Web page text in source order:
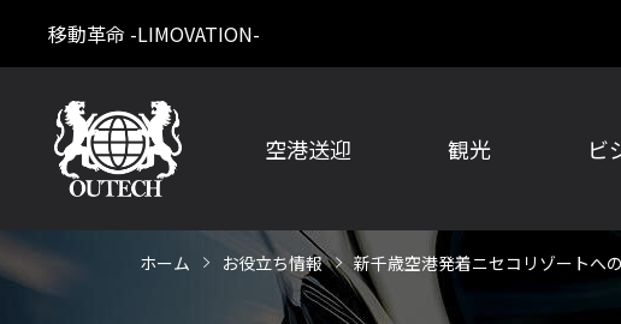
移動革命 -LIMOVATION-
空港送迎 観光 ビ
ホーム お役立ち情報 新千歳空港発着ニセコリゾートへ